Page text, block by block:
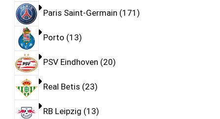
Paris Saint-Germain 171
Porto 13
PSV Eindhoven 20
Real Betis 23
RB Leipzig 13